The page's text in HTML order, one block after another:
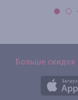
Больше скидок